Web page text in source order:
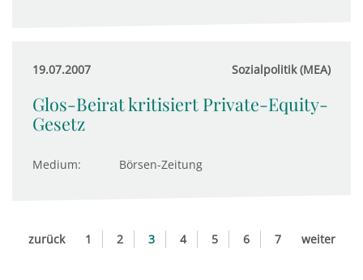
19.07.2007 Sozialpolitik (MEA)
Glos-Beirat kritisiert Private-Equity-
Gesetz
Medium: Börsen-Zeitung
zurück 1 2 3 4 5 6 7 weiter